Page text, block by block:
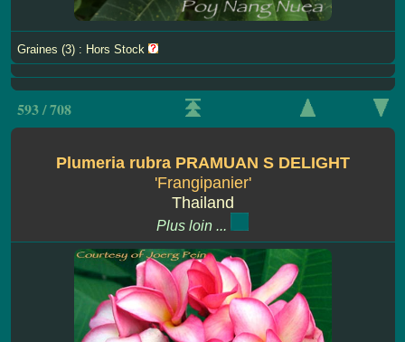
Graines (3) : Hors Stock
593 / 708
Plumeria rubra PRAMUAN S DELIGHT
'Frangipanier'
Thailand
Plus loin ...